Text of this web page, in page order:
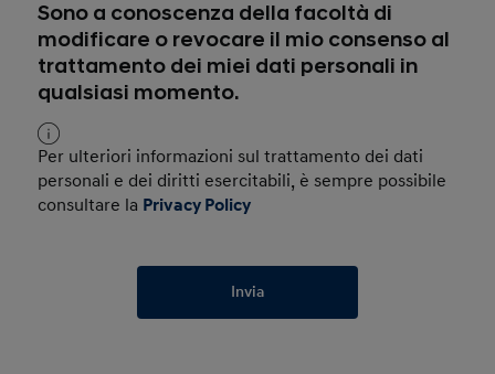
Sono a conoscenza della facoltà di
modificare o revocare il mio consenso al
trattamento dei miei dati personali in
qualsiasi momento.
Per ulteriori informazioni sul trattamento dei dati
personali e dei diritti esercitabili, è sempre possibile
consultare la Privacy Policy
Invia